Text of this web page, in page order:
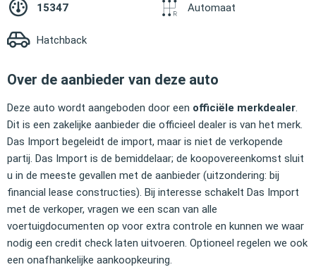
15347 Automaat
Hatchback
Over de aanbieder van deze auto
Deze auto wordt aangeboden door een officiële merkdealer
Dit is een zakelijke aanbieder die officieel dealer is van het merk.
Das Import begeleidt de import, maar is niet de verkopende
partij. Das Import is de bemiddelaar; de koopovereenkomst sluit
u in de meeste gevallen met de aanbieder (uitzondering: bij
financial lease constructies). Bij interesse schakelt Das Import
met de verkoper, vragen we een scan van alle
voertuigdocumenten op voor extra controle en kunnen we waar
nodig een credit check laten uitvoeren. Optioneel regelen we ook
een onafhankelijke aankoopkeuring.